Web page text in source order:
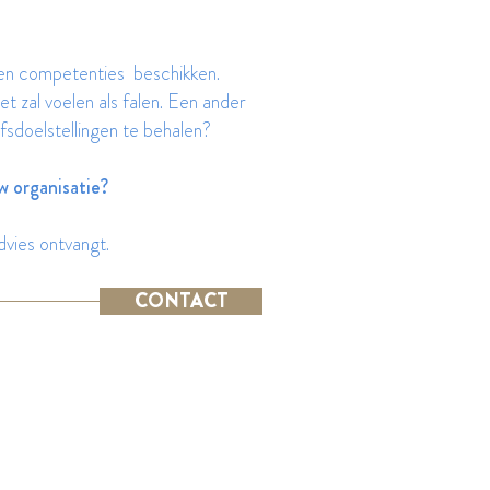
competenties beschikken.
zal voelen als falen. Een ander
te behalen?
organisatie?
ontvangt.
CONTACT